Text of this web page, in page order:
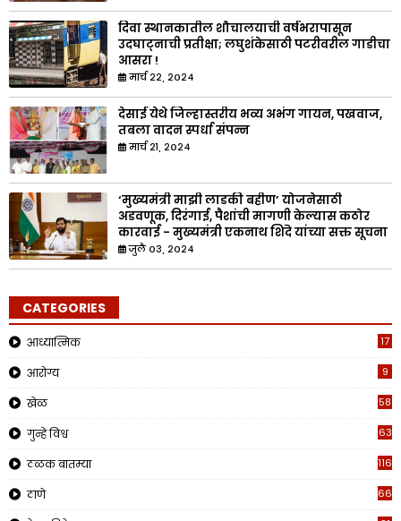
दिवा स्थानकातील शौचालयाची वर्षभरापासून
उदघाट्नाची प्रतीक्षा; लघुशंकेसाठी पटरीवरील गाडीचा
आसरा !
मार्च २२, २०२४
देसाई येथे जिल्हास्तरीय भव्य अभंग गायन, पखवाज,
तबला वादन स्पर्धा संपन्न
मार्च २१, २०२४
‘मुख्यमंत्री माझी लाडकी बहीण’ योजनेसाठी
अडवणूक, दिरंगाई, पैशांची मागणी केल्यास कठोर
कारवाई - मुख्यमंत्री एकनाथ शिंदे यांच्या सक्त सूचना
जुलै ०३, २०२४
CATEGORIES
आध्यात्मिक 17
आरोग्य 9
खेळ 58
गुन्हे विश्व 63
ठळक बातम्या 1161
ठाणे 662